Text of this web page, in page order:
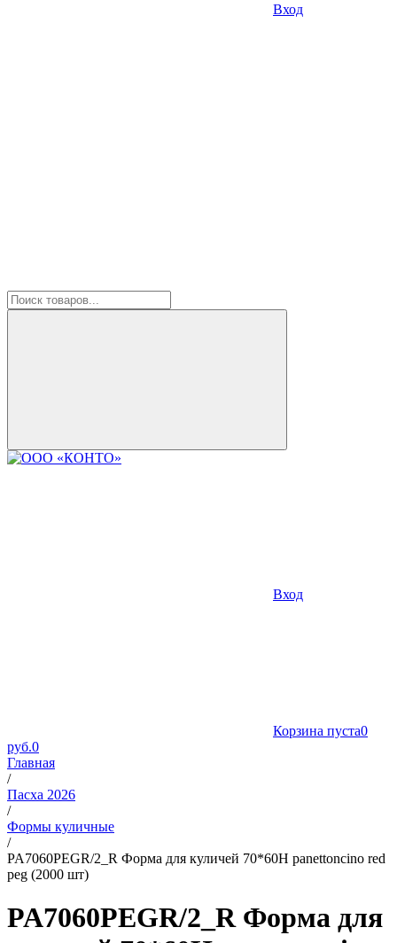
Вход
Вход
Корзина пуста0
руб.0
Главная
/
Пасха 2026
/
Формы куличные
/
PA7060PEGR/2_R Форма для куличей 70*60H panettoncino red
peg (2000 шт)
PA7060PEGR/2_R Форма для